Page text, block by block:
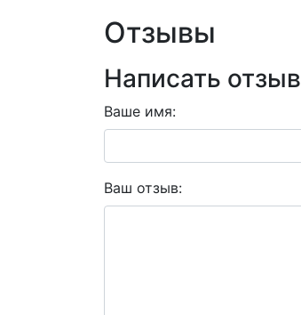
Отзывы
Написать отзыв
Ваше имя:
Ваш отзыв: